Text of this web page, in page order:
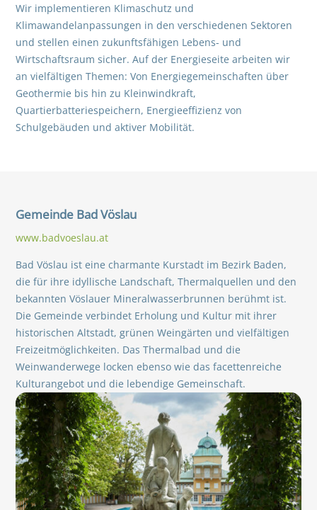
Wir implementieren Klimaschutz und
Klimawandelanpassungen in den verschiedenen Sektoren
und stellen einen zukunftsfähigen Lebens- und
Wirtschaftsraum sicher. Auf der Energieseite arbeiten wir
an vielfältigen Themen: Von Energiegemeinschaften über
Geothermie bis hin zu Kleinwindkraft,
Quartierbatteriespeichern, Energieeffizienz von
Schulgebäuden und aktiver Mobilität.
Gemeinde Bad Vöslau
www.badvoeslau.at
Bad Vöslau ist eine charmante Kurstadt im Bezirk Baden,
die für ihre idyllische Landschaft, Thermalquellen und den
bekannten Vöslauer Mineralwasserbrunnen berühmt ist.
Die Gemeinde verbindet Erholung und Kultur mit ihrer
historischen Altstadt, grünen Weingärten und vielfältigen
Freizeitmöglichkeiten. Das Thermalbad und die
Weinwanderwege locken ebenso wie das facettenreiche
Kulturangebot und die lebendige Gemeinschaft.